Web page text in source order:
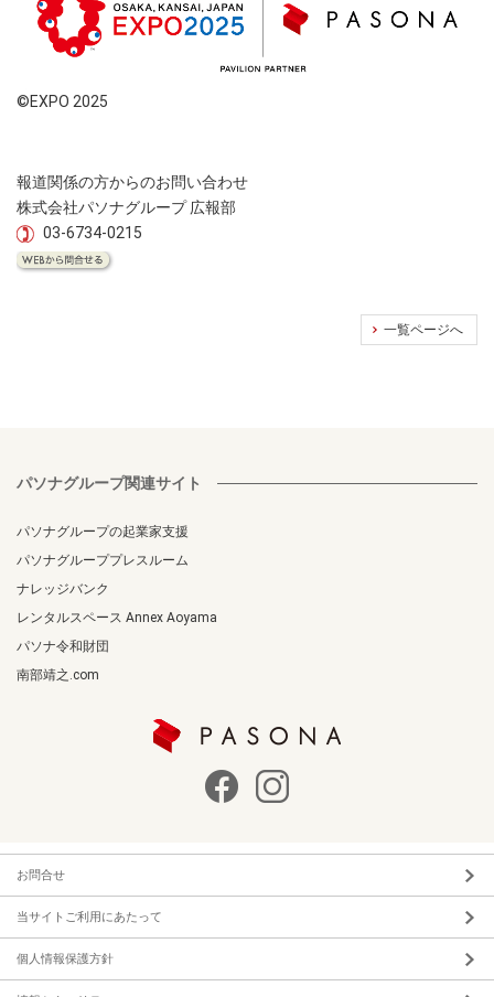
©EXPO 2025
報道関係の方からのお問い合わせ
株式会社パソナグループ 広報部
03-6734-0215
一覧ページへ
パソナグループ関連サイト
パソナグループの起業家支援
パソナグループプレスルーム
ナレッジバンク
レンタルスペース Annex Aoyama
パソナ令和財団
南部靖之.com
お問合せ
当サイトご利用にあたって
個人情報保護方針